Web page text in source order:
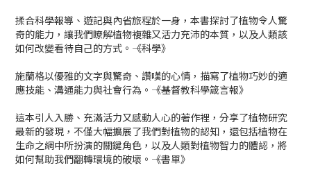
揉合科學報導、遊記與內省旅程於一身，本書探討了植物令人驚
奇的能力，讓我們瞭解植物複雜又活力充沛的本質，以及人類該
如何改變看待自己的方式。――《科學》
施蘭格以優雅的文字與驚奇、讚嘆的心情，描寫了植物巧妙的適
應技能、溝通能力與社會行為。――《基督教科學箴言報》
這本引人入勝、充滿活力又感動人心的著作裡，分享了植物研究
最新的發現，不僅大幅擴展了我們對植物的認知，還包括植物在
生命之網中所扮演的關鍵角色，以及人類對植物智力的體認，將
如何幫助我們翻轉環境的破壞。――《書單》